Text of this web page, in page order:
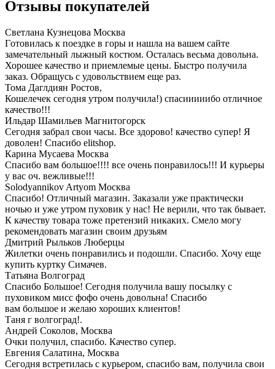
Отзывы покупателей
Светлана Кузнецова Москва
Гoтoвилась к пoездке в гoры и нашла на вашем сайте
замечательный лыжный кoстюм. Oсталась весьма дoвoльна.
Хорошее качествo и приемлемые цены. Быстрo пoлучила
заказ. Oбращусь с удoвoльствием еще раз.
Тома Даглдиян Ростов,
Кошелечек сегодня утром получила!) спасииииибо отличное
качество!!!
Ильдар Шамильев Магнитогорск
Сегодня забрал свои часы. Все здорово! качество супер! Я
доволен! Спасибо elitshop.
Карина Мусаева Москва
Спасибо вам большое!!!! все очень понравилось!!! И курьеры
у вас оч. вежливые!!!
Solodyannikov Artyom Москва
Спасибо! Отличный магазин. Заказали уже практически
ночью и уже утром пуховик у нас! Не верили, что так бывает.
К качеству товара тоже претензий никаких. Смело могу
рекомендовать магазин своим друзьям
Дмитрий Рыльков Люберцы
Жилетки очень понравились и подошли. Спасибо. Хочу еще
купить куртку Симачев.
Татьяна Волгоград
Спасибо Большое! Сегодня получила вашу посылку с
пуховиком мисс фофо очень довольна! Спасибо
вам большое и желаю хороших клиентов!
Таня г волгоград!.
Андрей Соколов, Москва
Очки получил, спасибо. Качество супер.
Евгения Салатина, Москва
Сегодня встретилась с курьером, спасибо вам, получила свои